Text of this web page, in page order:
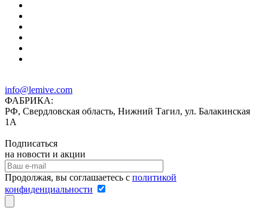
info@lemive.com
ФАБРИКА:
РФ, Свердловская область, Нижний Тагил, ул. Балакинская
1А
Подписаться
на новости и акции
Продолжая, вы соглашаетесь с политикой
конфиденциальности